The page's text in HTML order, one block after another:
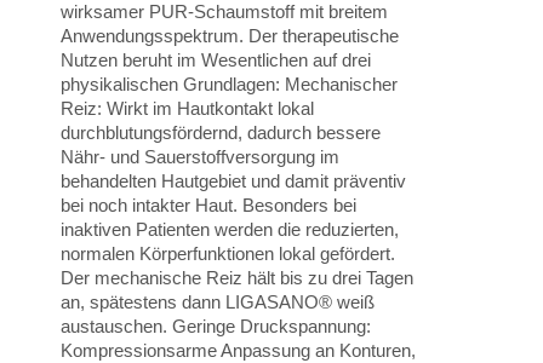
wirksamer PUR-Schaumstoff mit breitem
Anwendungsspektrum. Der therapeutische
Nutzen beruht im Wesentlichen auf drei
physikalischen Grundlagen: Mechanischer
Reiz: Wirkt im Hautkontakt lokal
durchblutungsfördernd, dadurch bessere
Nähr- und Sauerstoffversorgung im
behandelten Hautgebiet und damit präventiv
bei noch intakter Haut. Besonders bei
inaktiven Patienten werden die reduzierten,
normalen Körperfunktionen lokal gefördert.
Der mechanische Reiz hält bis zu drei Tagen
an, spätestens dann LIGASANO® weiß
austauschen. Geringe Druckspannung:
Kompressionsarme Anpassung an Konturen,